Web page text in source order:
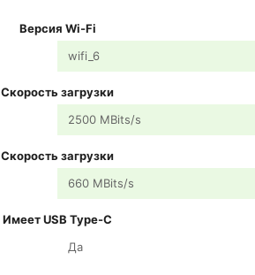
Версия Wi-Fi
wifi_6
Скорость загрузки
2500 MBits/s
Скорость загрузки
660 MBits/s
Имеет USB Type-C
Да